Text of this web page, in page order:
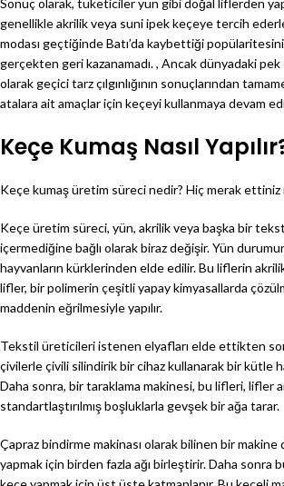
genellikle akrilik veya suni ipek keçeye tercih
modası geçtiğinde Batı’da kaybettiği
gerçekten geri kazanamadı. , Ancak dünyadaki
olarak geçici tarz çılgınlığının sonuçlarından
atalara ait amaçlar için keçeyi kullanmaya devam
Keçe Kumaş Nasıl
Keçe kumaş üretim süreci nedir? Hiç merak ettiniz
Keçe üretim süreci, yün, akrilik veya başka bir
içermediğine bağlı olarak biraz değişir. Yün
hayvanların kürklerinden elde edilir. Bu liflerin
lifler, bir polimerin çeşitli yapay kimyasallarda
maddenin eğrilmesiyle yapılır.
Tekstil üreticileri istenen elyafları elde ettikten
çivilerle çivili silindirik bir cihaz kullanarak bir kütle
Daha sonra, bir taraklama makinesi, bu lifleri, lifler
standartlaştırılmış boşluklarla gevşek bir ağa tarar.
Çapraz bindirme makinası olarak bilinen bir makine
yapmak için birden fazla ağı birleştirir. Daha sonra